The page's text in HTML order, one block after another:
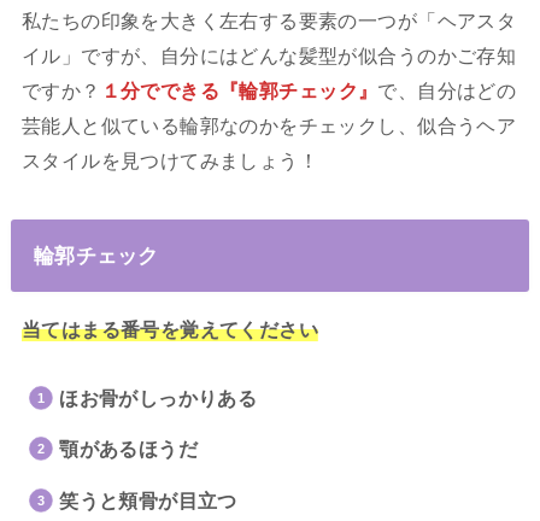
私たちの印象を大きく左右する要素の一つが「ヘアスタ
イル」ですが、自分にはどんな髪型が似合うのかご存知
ですか？ １分でできる『輪郭チェック』 で、自分はどの
芸能人と似ている輪郭なのかをチェックし、似合うヘア
スタイルを見つけてみましょう！
輪郭チェック
当てはまる番号を覚えてください
ほお骨がしっかりある
顎があるほうだ
笑うと頬骨が目立つ